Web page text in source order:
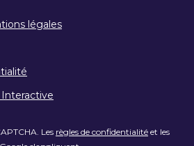
légales
Interactive
Les règles de confidentialité et les